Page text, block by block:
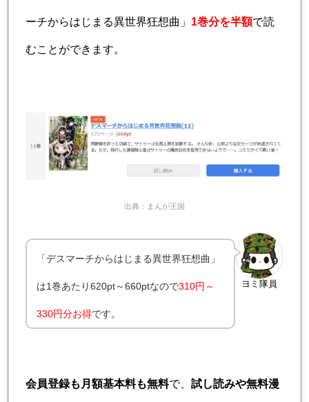
ーチからはじまる異世界狂想曲」 1巻分を半額で読
むことができます。
出典：まんが王国
ヨミ隊員
「デスマーチからはじまる異世界狂想曲」
は1巻あたり620pt～660ptなので310円～
330円分お得です。
会員登録も月額基本料も無料で、 試し読みや無料漫